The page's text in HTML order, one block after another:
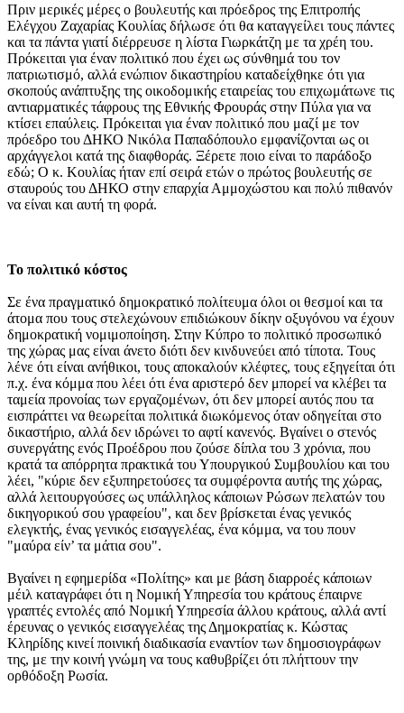
Πριν μερικές μέρες ο βουλευτής και πρόεδρος της Επιτροπής
Ελέγχου Ζαχαρίας Κουλίας δήλωσε ότι θα καταγγείλει τους πάντες
και τα πάντα γιατί διέρρευσε η λίστα Γιωρκάτζη με τα χρέη του.
Πρόκειται για έναν πολιτικό που έχει ως σύνθημά του τον
πατριωτισμό, αλλά ενώπιον δικαστηρίου καταδείχθηκε ότι για
σκοπούς ανάπτυξης της οικοδομικής εταιρείας του επιχωμάτωνε τις
αντιαρματικές τάφρους της Εθνικής Φρουράς στην Πύλα για να
κτίσει επαύλεις. Πρόκειται για έναν πολιτικό που μαζί με τον
πρόεδρο του ΔΗΚΟ Νικόλα Παπαδόπουλο εμφανίζονται ως οι
αρχάγγελοι κατά της διαφθοράς. Ξέρετε ποιο είναι το παράδοξο
εδώ; Ο κ. Κουλίας ήταν επί σειρά ετών ο πρώτος βουλευτής σε
σταυρούς του ΔΗΚΟ στην επαρχία Αμμοχώστου και πολύ πιθανόν
να είναι και αυτή τη φορά.
Το πολιτικό κόστος
Σε ένα πραγματικό δημοκρατικό πολίτευμα όλοι οι θεσμοί και τα
άτομα που τους στελεχώνουν επιδιώκουν δίκην οξυγόνου να έχουν
δημοκρατική νομιμοποίηση. Στην Κύπρο το πολιτικό προσωπικό
της χώρας μας είναι άνετο διότι δεν κινδυνεύει από τίποτα. Τους
λένε ότι είναι ανήθικοι, τους αποκαλούν κλέφτες, τους εξηγείται ότι
π.χ. ένα κόμμα που λέει ότι ένα αριστερό δεν μπορεί να κλέβει τα
ταμεία προνοίας των εργαζομένων, ότι δεν μπορεί αυτός που τα
εισπράττει να θεωρείται πολιτικά διωκόμενος όταν οδηγείται στο
δικαστήριο, αλλά δεν ιδρώνει το αφτί κανενός. Βγαίνει ο στενός
συνεργάτης ενός Προέδρου που ζούσε δίπλα του 3 χρόνια, που
κρατά τα απόρρητα πρακτικά του Υπουργικού Συμβουλίου και του
λέει, "κύριε δεν εξυπηρετούσες τα συμφέροντα αυτής της χώρας,
αλλά λειτουργούσες ως υπάλληλος κάποιων Ρώσων πελατών του
δικηγορικού σου γραφείου", και δεν βρίσκεται ένας γενικός
ελεγκτής, ένας γενικός εισαγγελέας, ένα κόμμα, να του πουν
"μαύρα είν’ τα μάτια σου".
Βγαίνει η εφημερίδα «Πολίτης» και με βάση διαρροές κάποιων
μέιλ καταγράφει ότι η Νομική Υπηρεσία του κράτους έπαιρνε
γραπτές εντολές από Νομική Υπηρεσία άλλου κράτους, αλλά αντί
έρευνας ο γενικός εισαγγελέας της Δημοκρατίας κ. Κώστας
Κληρίδης κινεί ποινική διαδικασία εναντίον των δημοσιογράφων
της, με την κοινή γνώμη να τους καθυβρίζει ότι πλήττουν την
ορθόδοξη Ρωσία.